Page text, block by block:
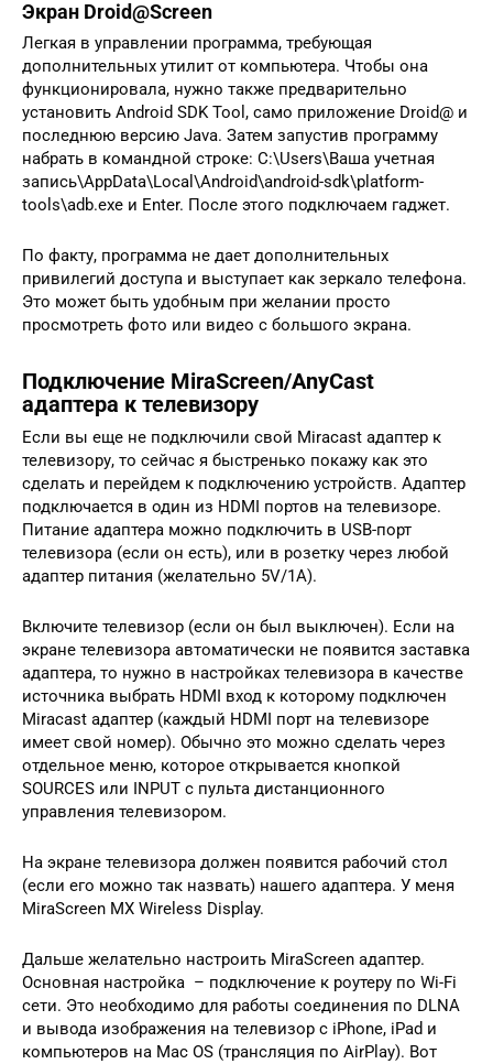
Экран Droid@Screen
Легкая в управлении программа, требующая
дополнительных утилит от компьютера. Чтобы она
функционировала, нужно также предварительно
установить Android SDK Tool, само приложение Droid@ и
последнюю версию Java. Затем запустив программу
набрать в командной строке: С:\Users\Ваша учетная
запись\AppData\Local\Android\android-sdk\platform-
tools\adb.exe и Enter. После этого подключаем гаджет.
По факту, программа не дает дополнительных
привилегий доступа и выступает как зеркало телефона.
Это может быть удобным при желании просто
просмотреть фото или видео с большого экрана.
Подключение MiraScreen/AnyCast
адаптера к телевизору
Если вы еще не подключили свой Miracast адаптер к
телевизору, то сейчас я быстренько покажу как это
сделать и перейдем к подключению устройств. Адаптер
подключается в один из HDMI портов на телевизоре.
Питание адаптера можно подключить в USB-порт
телевизора (если он есть), или в розетку через любой
адаптер питания (желательно 5V/1A).
Включите телевизор (если он был выключен). Если на
экране телевизора автоматически не появится заставка
адаптера, то нужно в настройках телевизора в качестве
источника выбрать HDMI вход к которому подключен
Miracast адаптер (каждый HDMI порт на телевизоре
имеет свой номер). Обычно это можно сделать через
отдельное меню, которое открывается кнопкой
SOURCES или INPUT с пульта дистанционного
управления телевизором.
На экране телевизора должен появится рабочий стол
(если его можно так назвать) нашего адаптера. У меня
MiraScreen MX Wireless Display.
Дальше желательно настроить MiraScreen адаптер.
Основная настройка – подключение к роутеру по Wi-Fi
сети. Это необходимо для работы соединения по DLNA
и вывода изображения на телевизор с iPhone, iPad и
компьютеров на Mac OS (трансляция по AirPlay). Вот